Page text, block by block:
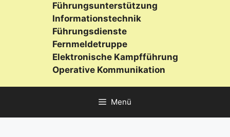
Führungsunterstützung
Informationstechnik
Führungsdienste
Fernmeldetruppe
Elektronische Kampfführung
Operative Kommunikation
Menü